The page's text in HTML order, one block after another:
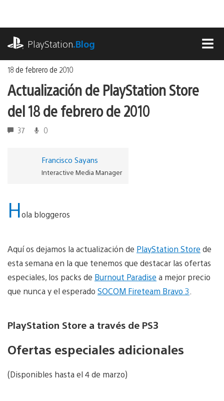
contenido
PlayStation.Blog
18 de febrero de 2010
Actualización de PlayStation Store
del 18 de febrero de 2010
37 0
Francisco Sayans
Interactive Media Manager
Hola bloggeros
Aquí os dejamos la actualización de PlayStation Store de
esta semana en la que tenemos que destacar las ofertas
especiales, los packs de Burnout Paradise a mejor precio
que nunca y el esperado SOCOM Fireteam Bravo 3
PlayStation Store a través de PS3
Ofertas especiales adicionales
(Disponibles hasta el 4 de marzo)